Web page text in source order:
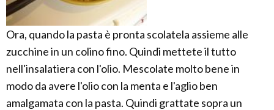
Ora, quando la pasta è pronta scolatela assieme alle
zucchine in un colino fino. Quindi mettete il tutto
nell'insalatiera con l'olio. Mescolate molto bene in
modo da avere l'olio con la menta e l'aglio ben
amalgamata con la pasta. Quindi grattate sopra un